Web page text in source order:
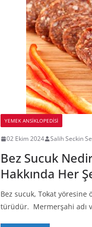
YEMEK ANSİKLOPEDİSİ
02 Ekim 2024 Salih Seckin
Bez Sucuk
Hakkında Her
Bez sucuk, Tokat
türüdür. Mermerşahi adı